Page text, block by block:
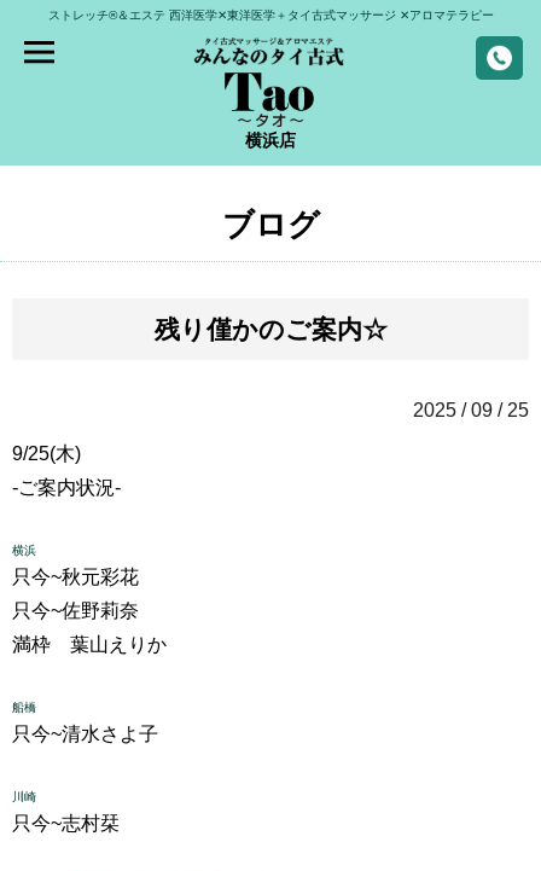
ストレッチ®＆エステ 西洋医学✕東洋医学＋タイ古式マッサージ ✕アロマテラピー
横浜店
ブログ
残り僅かのご案内☆
2025 / 09 / 25
9/25(木)
-ご案内状況-
横浜
只今~秋元彩花
只今~佐野莉奈
満枠 葉山えりか
船橋
只今~清水さよ子
川崎
只今~志村栞